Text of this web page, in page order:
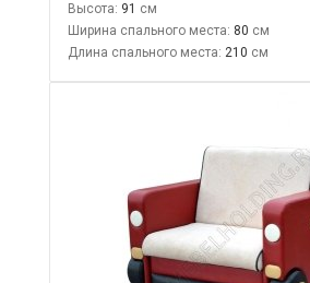
Высота: 91
Ширина спального места: 80
Длина спального места: 210